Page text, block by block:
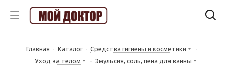
Главная - Каталог - Средства гигиены и косметики
-
Уход за телом
- Эмульсия, соль, пена для ванны